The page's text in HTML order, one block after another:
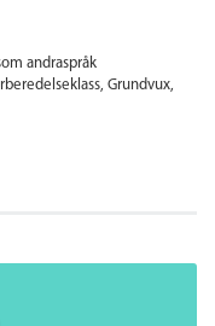
andraspråk
Grundvux